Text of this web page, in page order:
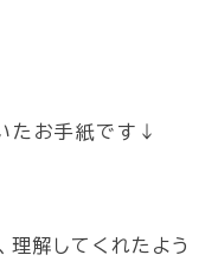
たお手紙です↓
理解してくれたよう